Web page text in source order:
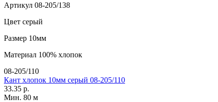
Артикул 08-205/138
Цвет серый
Размер 10мм
Материал 100% хлопок
08-205/110
Кант хлопок 10мм серый 08-205/110
33.35 р.
Мин. 80 м